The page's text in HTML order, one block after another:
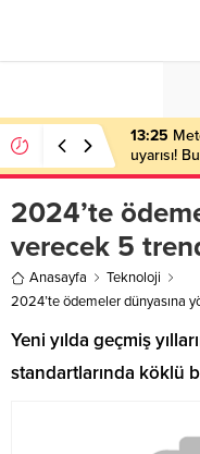
13:25
uyarısı!
2024’te
verecek 5
Anasayfa
Teknoloji
2024’te ödemeler dünyasına
Yeni yılda geçmiş
standartlarında köklü